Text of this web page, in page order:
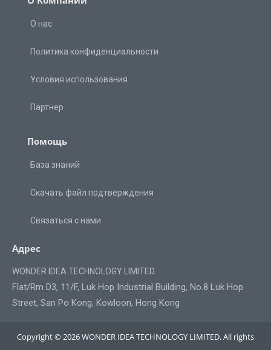
О нас
Политика конфиденциальности
Условия использования
Партнер
Помощь
База знаний
Скачать файл подтверждения
Связаться с нами
Адрес
WONDER IDEA TECHNOLOGY LIMITED
Flat/Rm D3, 11/F, Luk Hop Industrial Building, No.8 Luk Hop
Street, San Po Kong, Kowloon, Hong Kong
Copyright © 2026 WONDER IDEA TECHNOLOGY LIMITED. All rights